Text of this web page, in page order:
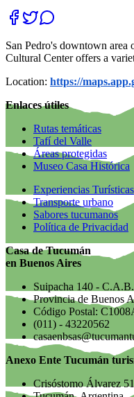
San Pedro's downtown
Cultural Center offers a
Location: https://
Enlaces útiles
Rutas temáticas
Tafí del Valle
Áreas protegidas
Museo Casa Histórica
Experiencias Turísticas
Transporte urbano
Sabores tucumanos
Política de Privacidad
Casa de Tucumán
en Buenos Aires
Suipacha 140 -
Provincia de Buenos
Código Postal:
(011) - 43220562
Anexo Ente Tucumán
Crisóstomo Álvarez